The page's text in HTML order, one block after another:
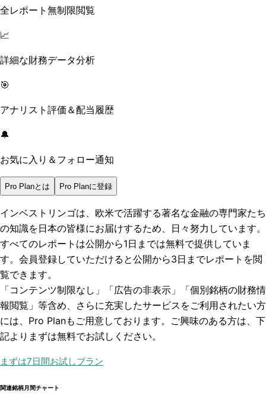
全レポート無制限閲覧
📈
詳細な財務データ分析
🎯
アナリスト評価＆配当履歴
🔔
お気に入り＆フォロー通知
Pro Planとは Pro Planに登録
インベストリンゴは、欧米で活躍する著名な金融の専門家たち
の知識を日本の皆様にお届けするため、日々努力しています。
すべてのレポートは公開から1日までは無料で提供していま
す。会員登録していただけると公開から3日までレポートを閲
覧できます。
「コンテンツ制限なし」「広告の非表示」「個別銘柄の財務情
報閲覧」 等含め、さらに充実したサービスをご利用されたい方
には、Pro Planもご用意しております。ご興味のある方は、下
記よりまずは無料でお試しください。
まずは7日間お試しプラン
関連銘柄月間チャート